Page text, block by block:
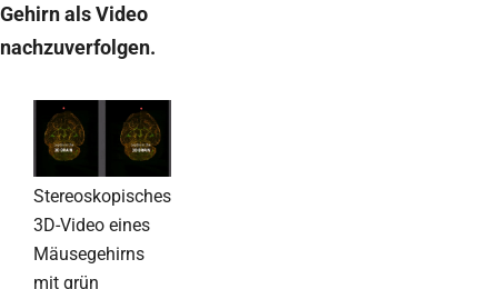
Gehirn als Video
nachzuverfolgen.
Stereoskopisches
3D-Video eines
Mäusegehirns
mit grün